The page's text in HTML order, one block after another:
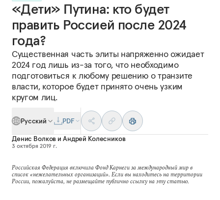
«Дети» Путина: кто будет
править Россией после 2024
года?
Существенная часть элиты напряженно ожидает
2024 год лишь из-за того, что необходимо
подготовиться к любому решению о транзите
власти, которое будет принято очень узким
кругом лиц.
Русский
PDF
Денис Волков и Андрей Колесников
3 октября 2019 г.
Российская Федерация включила Фонд Карнеги за международный мир в
список «нежелательных организаций». Если вы находитесь на территории
России, пожалуйста, не размещайте публично ссылку на эту статью.